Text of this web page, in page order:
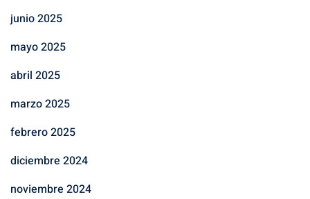
junio 2025
mayo 2025
abril 2025
marzo 2025
febrero 2025
diciembre 2024
noviembre 2024